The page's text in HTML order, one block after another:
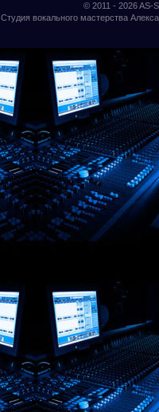
© 2011 - 2026AS-
Студия вокального мастерства